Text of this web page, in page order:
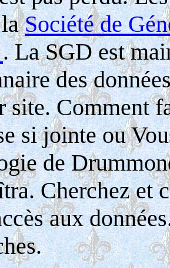
laSociété de
. La SGD est
des
site. Comment
si jointe ou
de
Cherchez et
aux